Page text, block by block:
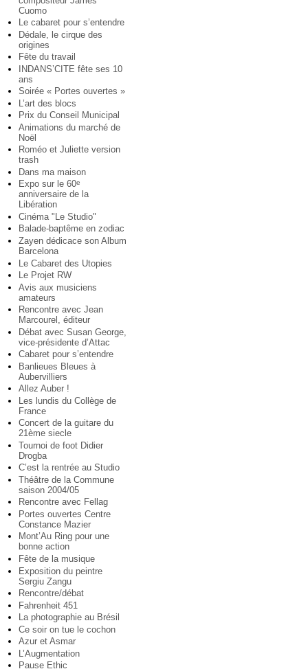
Cuomo
Le cabaret pour s’entendre
Dédale, le cirque des
origines
Fête du travail
INDANS’CITE fête ses 10
ans
Soirée « Portes ouvertes »
L’art des blocs
Prix du Conseil Municipal
Animations du marché de
Noël
Roméo et Juliette version
trash
Dans ma maison
Expo sur le 60e
anniversaire de la
Libération
Cinéma "Le Studio"
Balade-baptême en zodiac
Zayen dédicace son Album
Barcelona
Le Cabaret des Utopies
Le Projet RW
Avis aux musiciens
amateurs
Rencontre avec Jean
Marcourel, éditeur
Débat avec Susan George,
vice-présidente d’Attac
Cabaret pour s’entendre
Banlieues Bleues à
Aubervilliers
Allez Auber !
Les lundis du Collège de
France
Concert de la guitare du
21ème siecle
Tournoi de foot Didier
Drogba
C’est la rentrée au Studio
Théâtre de la Commune
saison 2004/05
Rencontre avec Fellag
Portes ouvertes Centre
Constance Mazier
Mont’Au Ring pour une
bonne action
Fête de la musique
Exposition du peintre
Sergiu Zangu
Rencontre/débat
Fahrenheit 451
La photographie au Brésil
Ce soir on tue le cochon
Azur et Asmar
L’Augmentation
Pause Ethic